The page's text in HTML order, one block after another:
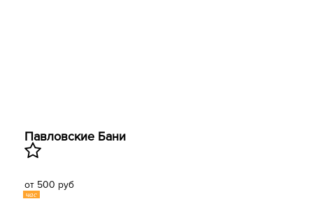
Павловские Бани
от 500 руб
час